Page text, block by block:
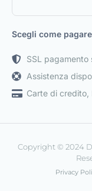
Scegli come pagare
SSL pagamento
Assistenza
Carte di credito,
Copyright © 2024
Privacy